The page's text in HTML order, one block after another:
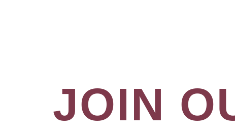
JOIN